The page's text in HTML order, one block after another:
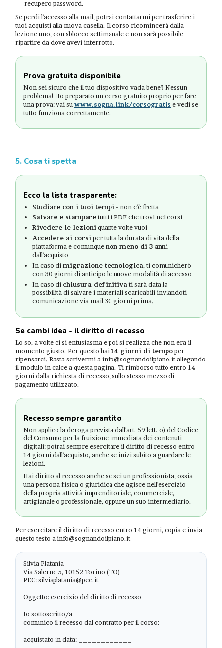
recupero password.
Se perdi l'accesso alla mail, potrai contattarmi per trasferire i
tuoi acquisti alla nuova casella. Il corso ricomincerà dalla
lezione uno, con sblocco settimanale e non sarà possibile
ripartire da dove avevi interrotto.
Prova gratuita disponibile
Non sei sicuro che il tuo dispositivo vada bene? Nessun
problema! Ho preparato un corso gratuito proprio per fare
una prova: vai su www.sogna.link/corsogratis e vedi se
tutto funziona correttamente.
5. Cosa ti spetta
Ecco la lista trasparente:
Studiare con i tuoi tempi - non c'è fretta
Salvare e stampare tutti i PDF che trovi nei corsi
Rivedere le lezioni quante volte vuoi
Accedere ai corsi per tutta la durata di vita della
piattaforma e comunquenon meno di 3 anni
dall'acquisto
In caso dimigrazione tecnologica, ti comunicherò
con 30 giorni di anticipo le nuove modalità di accesso
In caso di chiusura definitiva ti sarà data la
possibilità di salvare i materiali scaricabili inviandoti
comunicazione via mail 30 giorni prima.
Se cambi idea - il diritto di recesso
Lo so, a volte ci si entusiasma e poi si realizza che non era il
momento giusto. Per questo hai 14 giorni di tempoper
ripensarci. Basta scrivermi a info@sognandoilpiano.it allegando
il modulo in calce a questa pagina. Ti rimborso tutto entro 14
giorni dalla richiesta di recesso, sullo stesso mezzo di
pagamento utilizzato.
Recesso sempre garantito
Non applico la deroga prevista dall'art. 59 lett. o) del Codice
del Consumo per la fruizione immediata dei contenuti
digitali: potrai sempre esercitare il diritto di recesso entro
14 giorni dall'acquisto, anche se inizi subito a guardare le
lezioni.
Hai diritto al recesso anche se sei un professionista, ossia
una persona fisica o giuridica che agisce nell'esercizio
della propria attività imprenditoriale, commerciale,
artigianale o professionale, oppure un suo intermediario.
Per esercitare il diritto di recesso entro 14 giorni, copia e invia
questo testo a info@sognandoilpiano.it
Silvia Platania
Via Salerno 5, 10152 Torino (TO)
PEC: silviaplatania@pec.it
Oggetto: esercizio del diritto di recesso
Io sottoscritto/a ____________
comunico il recesso dal contratto per il corso:
acquistato in data: ____________